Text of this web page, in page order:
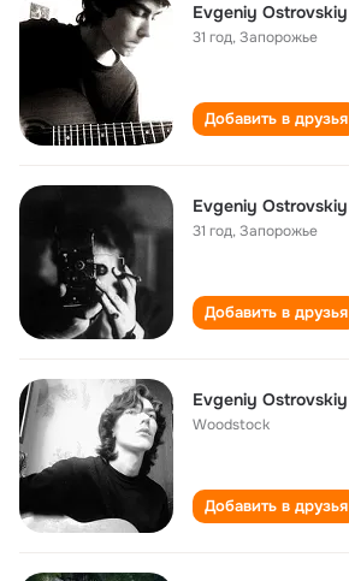
Evgeniy Ostrovskiy
31 год,Запорожье
Добавить в друзья
Evgeniy Ostrovskiy
31 год,Запорожье
Добавить в друзья
Evgeniy Ostrovskiy
Woodstock
Добавить в друзья